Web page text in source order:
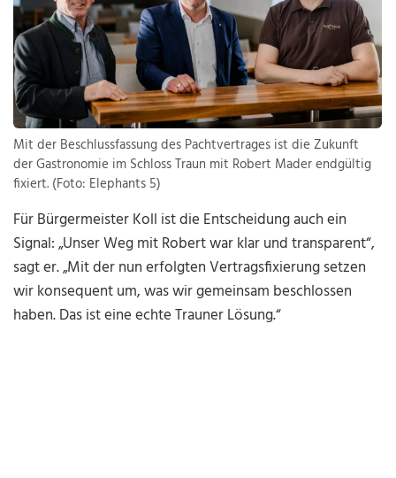
Mit der Beschlussfassung des Pachtvertrages ist die Zukunft
der Gastronomie im Schloss Traun mit Robert Mader endgültig
fixiert. (Foto: Elephants 5)
Für Bürgermeister Koll ist die Entscheidung auch ein
Signal: „Unser Weg mit Robert war klar und transparent“,
sagt er. „Mit der nun erfolgten Vertragsfixierung setzen
wir konsequent um, was wir gemeinsam beschlossen
haben. Das ist eine echte Trauner Lösung.“